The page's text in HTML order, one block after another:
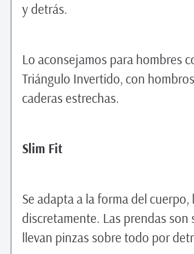
y detrás.
Lo aconsejamos para hombres
Triángulo Invertido, con
caderas estrechas.
Slim Fit
Se adapta a la forma del cuerpo,
discretamente. Las prendas son
llevan pinzas sobre todo por